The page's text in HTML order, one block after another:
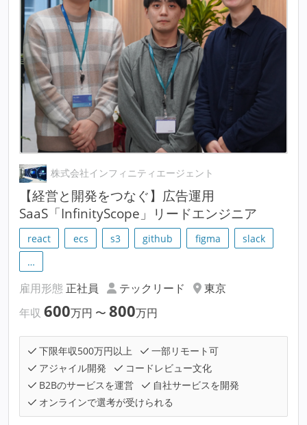
株式会社インフィニティエージェント
【経営と開発をつなぐ】広告運用
SaaS「InfinityScope」リードエンジニア
react ecs s3 github figma
slack
…
雇用形態 正社員 テックリード
東京
年収 600万円 〜 800万円
下限年収500万円以上
一部リモート可
アジャイル開発
コードレビュー文化
B2Bのサービスを運営
自社サービスを開発
オンラインで選考が受けられる